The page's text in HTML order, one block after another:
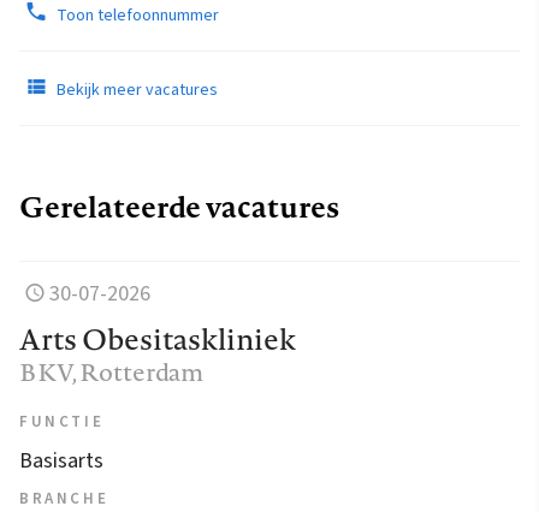
Toon telefoonnummer
Bekijk meer vacatures
Gerelateerde vacatures
30-07-2026
Arts Obesitaskliniek
BKV, Rotterdam
FUNCTIE
Basisarts
BRANCHE